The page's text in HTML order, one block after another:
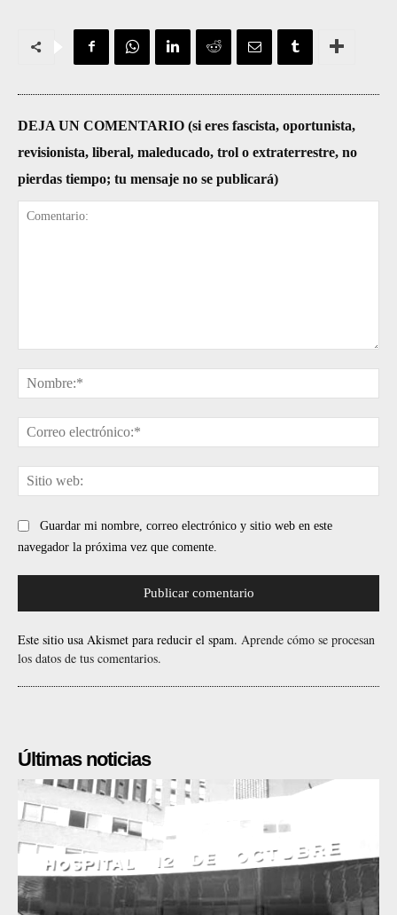
DEJA UN COMENTARIO (si eres fascista, oportunista,
revisionista, liberal, maleducado, trol o extraterrestre, no
pierdas tiempo; tu mensaje no se publicará)
Guardar mi nombre, correo electrónico y sitio web en este
navegador la próxima vez que comente.
Este sitio usa Akismet para reducir el spam. Aprende cómo se procesan
los datos de tus comentarios.
Últimas noticias